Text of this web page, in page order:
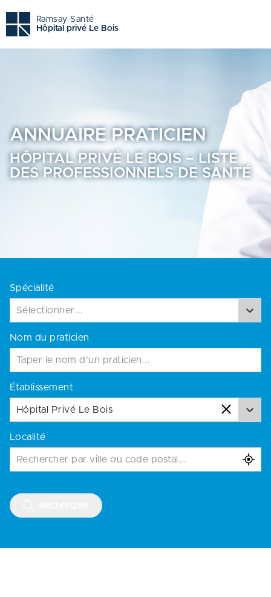
Ramsay Santé
Hôpital privé Le Bois
ANNUAIRE PRATICIEN
HÔPITAL PRIVÉ LE BOIS – LISTE
DES PROFESSIONNELS DE SANTÉ
Spécialité
Sélectionner...
Nom du praticien
Établissement
Hôpital Privé Le Bois
Localité
Rechercher par ville ou code postal...